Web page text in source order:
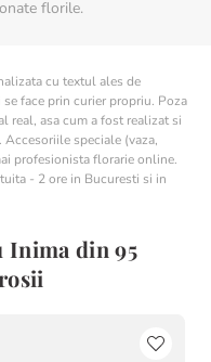
florile.
cu textul ales de
face prin curier propriu. Poza
real, asa cum a fost realizat si
speciale (vaza,
profesionista florarie online.
- 2 ore in Bucuresti si in
Inima din 95